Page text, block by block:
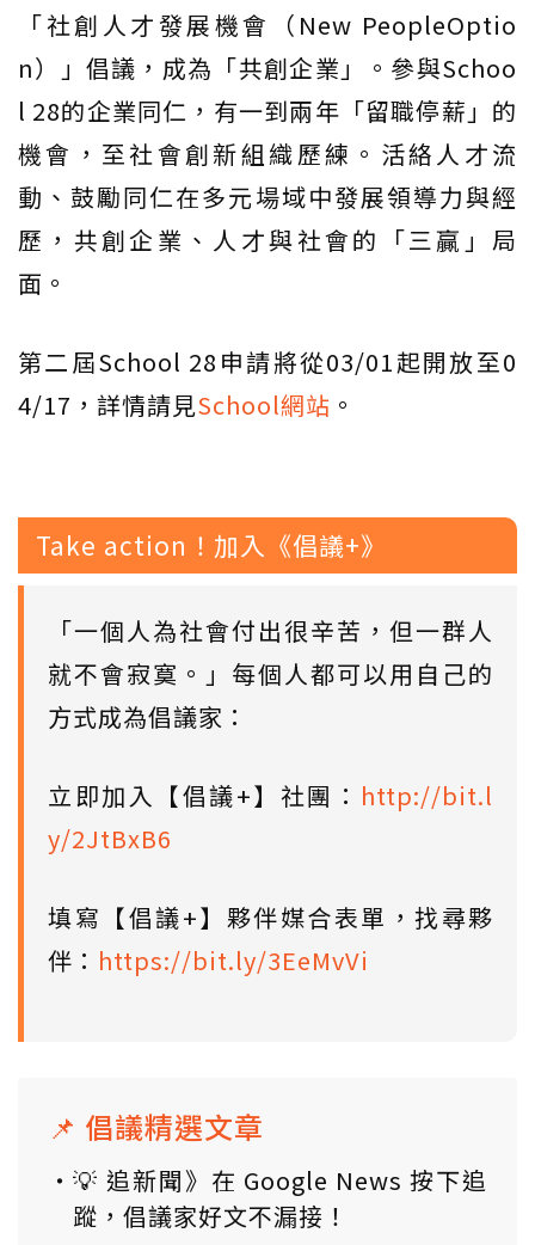
「社創人才發展機會（New PeopleOptio
n）」倡議，成為「共創企業」。參與Schoo
l 28的企業同仁，有一到兩年「留職停薪」的
機會，至社會創新組織歷練。活絡人才流
動、鼓勵同仁在多元場域中發展領導力與經
歷，共創企業、人才與社會的「三贏」局
面。
第二屆School 28申請將從03/01起開放至0
4/17，詳情請見School網站 。
Take action！加入《倡議+》
「一個人為社會付出很辛苦，但一群人
就不會寂寞。」每個人都可以用自己的
方式成為倡議家：
立即加入【倡議+】社團： http://bit.l
y/2JtBxB6
填寫【倡議+】夥伴媒合表單，找尋夥
伴： https://bit.ly/3EeMvVi
📌 倡議精選文章
💡 追新聞》在 Google News 按下追
蹤，倡議家好文不漏接！